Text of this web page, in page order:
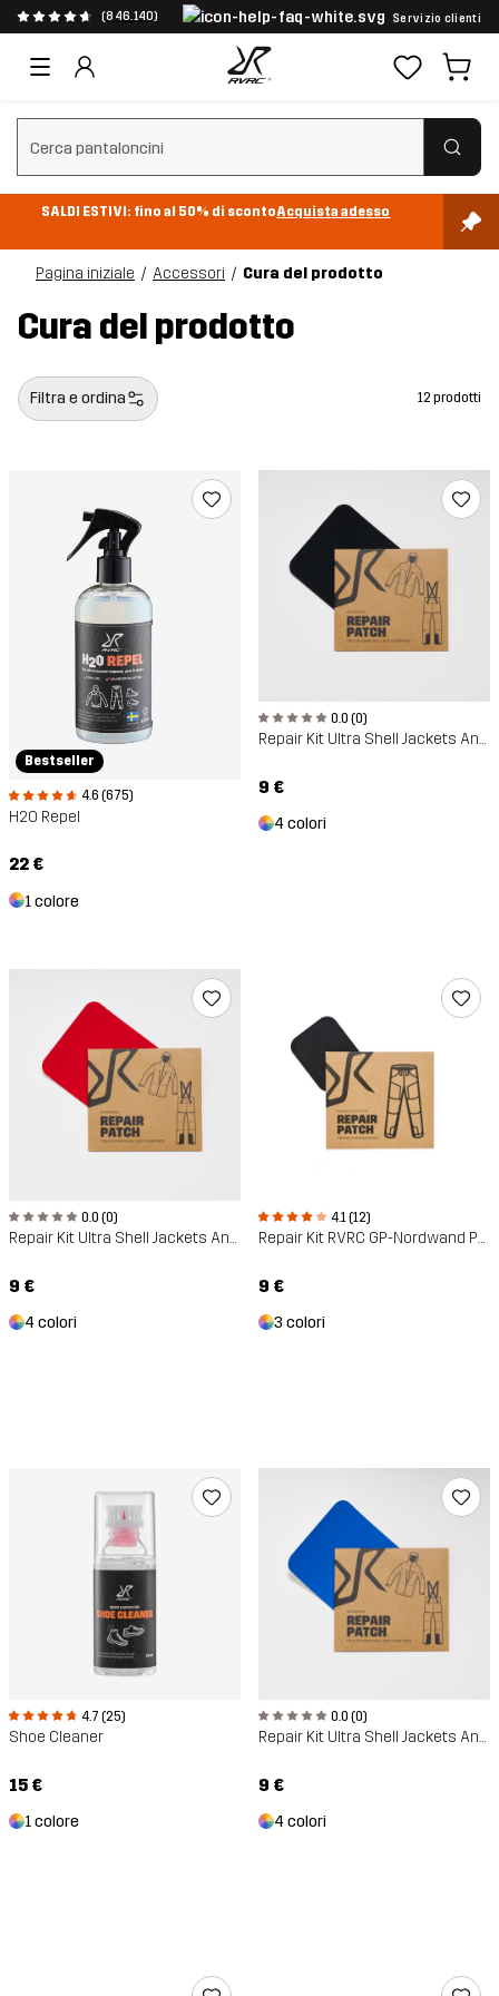
(846.140) Servizio clienti
Cancella ricerca
SALDI ESTIVI: fino al 50% di scontoAcquista adesso
Pagina iniziale Accessori Cura del prodotto
Cura del prodotto
Filtra e ordina 12 prodotti
Bestseller
4.6 (675)
H2O Repel
22 €
1 colore
0.0 (0)
Repair Kit Ultra Shell Jackets And Pants
9 €
4 colori
0.0 (0)
Repair Kit Ultra Shell Jackets And Pants
9 €
4 colori
4.1 (12)
Repair Kit RVRC GP-Nordwand Polycotton
9 €
3 colori
4.7 (25)
Shoe Cleaner
15 €
1 colore
0.0 (0)
Repair Kit Ultra Shell Jackets And Pants
9 €
4 colori